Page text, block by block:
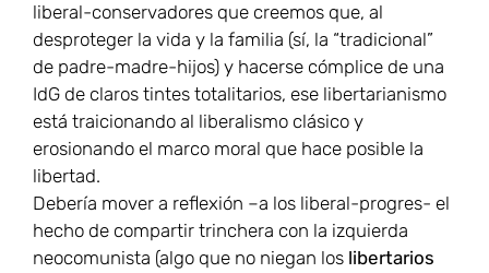
liberal-conservadores que creemos que, al
desproteger la vida y la familia (sí, la “tradicional”
de padre-madre-hijos) y hacerse cómplice de una
IdG de claros tintes totalitarios, ese libertarianismo
está traicionando al liberalismo clásico y
erosionando el marco moral que hace posible la
libertad.
Debería mover a reflexión –a los liberal-progres- el
hecho de compartir trinchera con la izquierda
neocomunista (algo que no niegan los libertarios